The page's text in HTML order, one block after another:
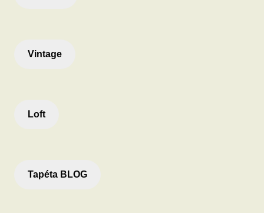
Vintage
Loft
Tapéta BLOG